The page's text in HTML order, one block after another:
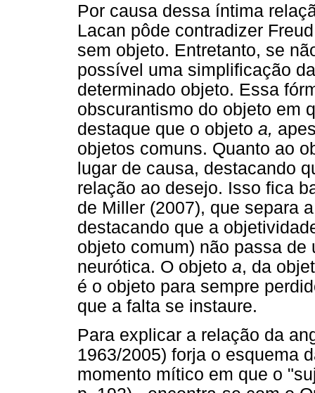
Por causa dessa íntima
Lacan pôde contradizer
sem objeto. Entretanto, se
possível uma simplificação
determinado objeto. Essa
obscurantismo do objeto em
destaque que o objeto a,
objetos comuns. Quanto ao
lugar de causa, destacando
relação ao desejo. Isso fica
de Miller (2007), que separa
destacando que a
objeto comum) não passa
neurótica. O objeto a, da
é o objeto para sempre
que a falta se instaure.
Para explicar a relação da
1963/2005) forja o esquema
momento mítico em que o